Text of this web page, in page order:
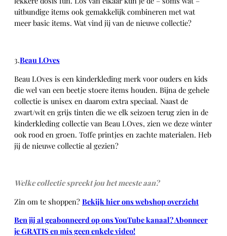
uitbundige items ook gemakkelijk combineren met wat
meer basic items. Wat vind jij van de nieuwe collectie?
3.Beau LOves
Beau LOves is een kinderkleding merk voor ouders en kids
die wel van een beetje stoere items houden. Bijna de gehele
collectie is unisex en daarom extra speciaal. Naast de
zwart/wit en grijs tinten die we elk seizoen terug zien in de
kinderkleding collectie van Beau LOves, zien we deze winter
ook rood en groen. Toffe printjes en zachte materialen. Heb
jij de nieuwe collectie al gezien?
Welke collectie spreekt jou het meeste aan?
Zin om te shoppen? Bekijk hier ons webshop overzicht
Ben jij al geabonneerd op ons YouTube kanaal? Abonneer
je GRATIS en mis geen enkele video!